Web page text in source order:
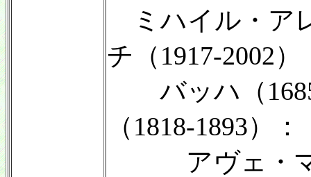
ミハイル・ア
チ（1917-2002）
バッハ（
（1818-1893）：
アヴェ・マ